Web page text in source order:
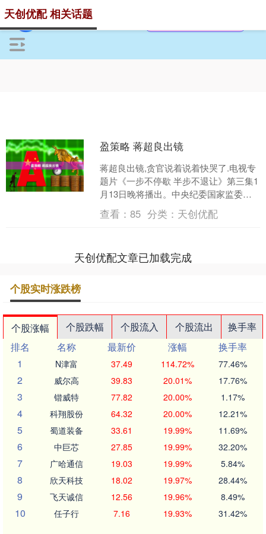
天创优配 相关话题
盈策略 蒋超良出镜
蒋超良出镜,贪官说着说着快哭了.电视专
题片《一步不停歇 半步不退让》第三集1
月13日晚将播出。中央纪委国家监委网
站预告显示，第三集将剖析十四届全国
人大常委会原委....
查看：85 分类： 天创优配
天创优配文章已加载完成
个股实时涨跌榜
个股涨幅 个股跌幅 个股流入 个股流出
换手率
排名
名称 最新价 涨幅
换手率
1
N津富 37.49 114.72% 77.46%
2 威尔高 39.83 20.01% 17.76%
3 锴威特 77.82 20.00% 1.17%
4 科翔股份 64.32 20.00% 12.21%
5 蜀道装备 33.61 19.99% 11.69%
6 中巨芯 27.85 19.99% 32.20%
7 广哈通信 19.03 19.99% 5.84%
8 欣天科技 18.02 19.97% 28.44%
9 飞天诚信 12.56 19.96% 8.49%
10 任子行 7.16 19.93% 31.42%